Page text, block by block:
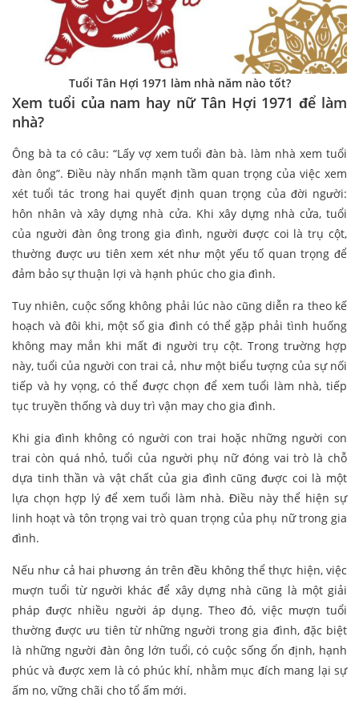
Tuổi Tân Hợi 1971 làm nhà năm nào tốt?
Xem tuổi của nam hay nữ Tân Hợi 1971 để làm
nhà?
Ông bà ta có câu: “Lấy vợ xem tuổi đàn bà. làm nhà xem tuổi
đàn ông”. Điều này nhấn mạnh tầm quan trọng của việc xem
xét tuổi tác trong hai quyết định quan trọng của đời người:
hôn nhân và xây dựng nhà cửa. Khi xây dựng nhà cửa, tuổi
của người đàn ông trong gia đình, người được coi là trụ cột,
thường được ưu tiên xem xét như một yếu tố quan trọng để
đảm bảo sự thuận lợi và hạnh phúc cho gia đình.
Tuy nhiên, cuộc sống không phải lúc nào cũng diễn ra theo kế
hoạch và đôi khi, một số gia đình có thể gặp phải tình huống
không may mắn khi mất đi người trụ cột. Trong trường hợp
này, tuổi của người con trai cả, như một biểu tượng của sự nối
tiếp và hy vọng, có thể được chọn để xem tuổi làm nhà, tiếp
tục truyền thống và duy trì vận may cho gia đình.
Khi gia đình không có người con trai hoặc những người con
trai còn quá nhỏ, tuổi của người phụ nữ đóng vai trò là chỗ
dựa tinh thần và vật chất của gia đình cũng được coi là một
lựa chọn hợp lý để xem tuổi làm nhà. Điều này thể hiện sự
linh hoạt và tôn trọng vai trò quan trọng của phụ nữ trong gia
đình.
Nếu như cả hai phương án trên đều không thể thực hiện, việc
mượn tuổi từ người khác để xây dựng nhà cũng là một giải
pháp được nhiều người áp dụng. Theo đó, việc mượn tuổi
thường được ưu tiên từ những người trong gia đình, đặc biệt
là những người đàn ông lớn tuổi, có cuộc sống ổn định, hạnh
phúc và được xem là có phúc khí, nhằm mục đích mang lại sự
ấm no, vững chãi cho tổ ấm mới.